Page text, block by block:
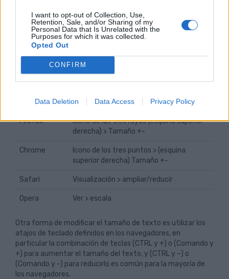
I want to opt-out of Collection, Use,
Retention, Sale, and/or Sharing of my
Personal Data that Is Unrelated with the
Purposes for which it was collected.
Opted Out
CONFIRM
Data Deletion Data Access Privacy Policy
El diseño accesible de este sitio Web permite que el usuario
pueda elegir el tamaño del texto que le convenga. Esta
acción puede llevarse a cabo de diferentes maneras según
NAVEGADOR ACCIÓN A REALIZAR
superior derecha) > Zoom
Firefox
Icono de las tres rayas (esquina superior
derecha) > Tamaño +-
Chrome
Icono de los tres puntos > (esquina
superior derecha) Tamaño +-
Safari Visualización > ampliar/reducir
Opera Ver > escala
Otra forma de modificar el tamaño de texto es utilizar los
atajos de teclado definidos en los navegadores, en
particular la combinación de teclas (CTRL y +) o (Comando y
+) para aumentar el tamaño del texto, y (CTRL y –) o
(Comando y -) para reducirlo es común para la mayoría de
los navegadores.